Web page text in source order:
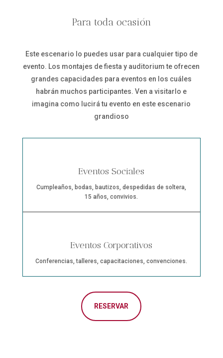
Para toda ocasión
Este escenario lo puedes usar para cualquier tipo de
evento. Los montajes de fiesta y auditorium te ofrecen
grandes capacidades para eventos en los cuáles
habrán muchos participantes. Ven a visitarlo e
imagina como lucirá tu evento en este escenario
grandioso
Eventos Sociales
Cumpleaños, bodas, bautizos, despedidas de soltera,
15 años, convivios.
Eventos Corporativos
Conferencias, talleres, capacitaciones, convenciones.
RESERVAR